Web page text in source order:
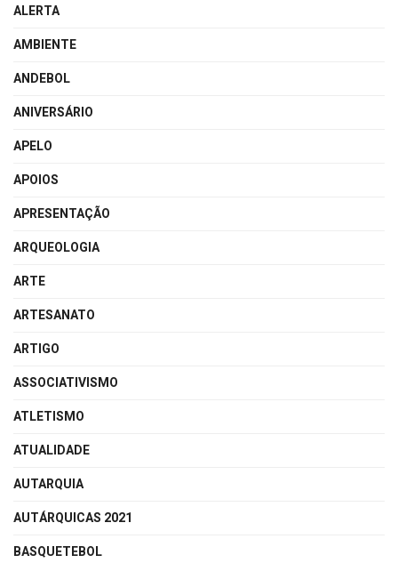
ALERTA
AMBIENTE
ANDEBOL
ANIVERSÁRIO
APELO
APOIOS
APRESENTAÇÃO
ARQUEOLOGIA
ARTE
ARTESANATO
ARTIGO
ASSOCIATIVISMO
ATLETISMO
ATUALIDADE
AUTARQUIA
AUTÁRQUICAS 2021
BASQUETEBOL